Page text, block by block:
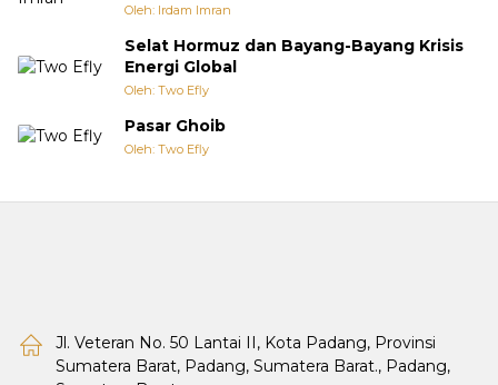
Oleh: Irdam Imran
Selat Hormuz dan Bayang-Bayang Krisis
Energi Global
Oleh: Two Efly
Pasar Ghoib
Oleh: Two Efly
Jl. Veteran No. 50 Lantai II, Kota Padang, Provinsi
Sumatera Barat, Padang, Sumatera Barat., Padang,